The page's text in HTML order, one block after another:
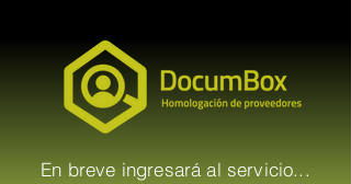
En breve ingresará al servicio...